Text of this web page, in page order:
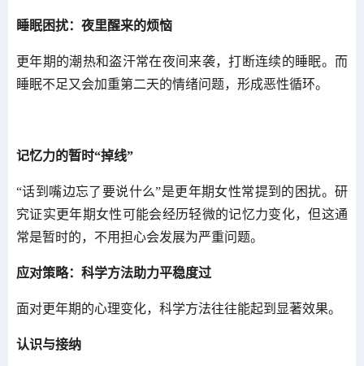
睡眠困扰：夜里醒来的烦恼
更年期的潮热和盗汗常在夜间来袭，打断连续的睡眠。而
睡眠不足又会加重第二天的情绪问题，形成恶性循环。
记忆力的暂时“掉线”
“话到嘴边忘了要说什么”是更年期女性常提到的困扰。研
究证实更年期女性可能会经历轻微的记忆力变化，但这通
常是暂时的，不用担心会发展为严重问题。
应对策略：科学方法助力平稳度过
面对更年期的心理变化，科学方法往往能起到显著效果。
认识与接纳